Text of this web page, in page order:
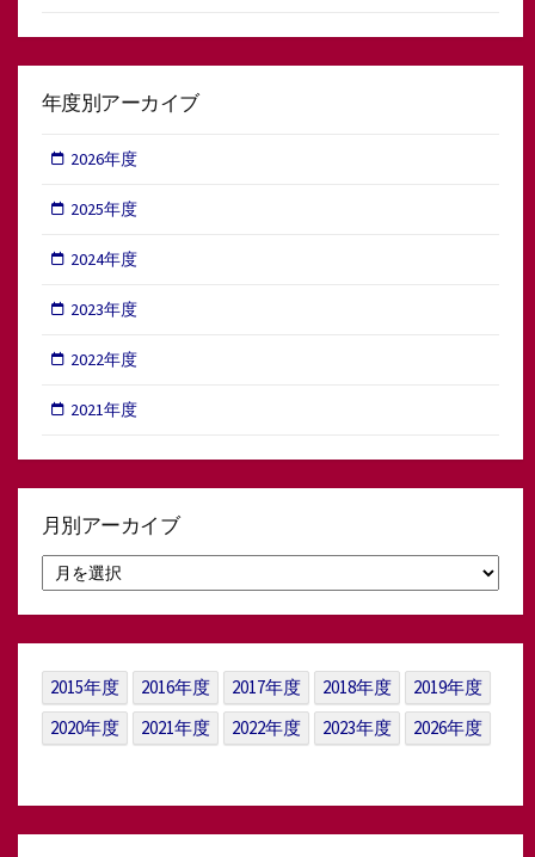
年度別アーカイブ
2026年度
2025年度
2024年度
2023年度
2022年度
2021年度
月別アーカイブ
別
ア
イ
ブ
2015年度 2016年度 2017年度 2018年度
2019年度
2020年度
2021年度 2022年度 2023年度 2026年度